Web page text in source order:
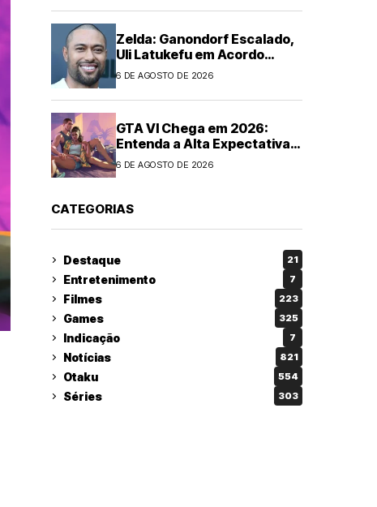
Zelda: Ganondorf Escalado,
Uli Latukefu em Acordo
Multi-filmes
6 DE AGOSTO DE 2026
GTA VI Chega em 2026:
Entenda a Alta Expectativa
Global
6 DE AGOSTO DE 2026
CATEGORIAS
Destaque 21
Entretenimento 7
Filmes 223
Games 325
Indicação 7
Notícias 821
Otaku 554
Séries 303